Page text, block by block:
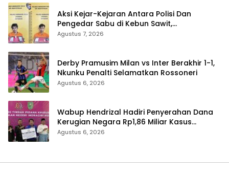
Aksi Kejar-Kejaran Antara Polisi Dan
Pengedar Sabu di Kebun Sawit,
Satresnarkoba Polres Inhu Ringkus Dua
Agustus 7, 2026
Derby Pramusim Milan vs Inter Berakhir 1-1,
Nkunku Penalti Selamatkan Rossoneri
Agustus 6, 2026
Wabup Hendrizal Hadiri Penyerahan Dana
Kerugian Negara Rp1,86 Miliar Kasus
Korupsi BPR Indra Arta
Agustus 6, 2026